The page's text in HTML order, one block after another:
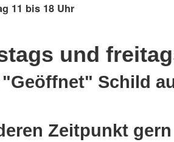
11 bis 18 Uhr
und
Schild
Zeitpunkt